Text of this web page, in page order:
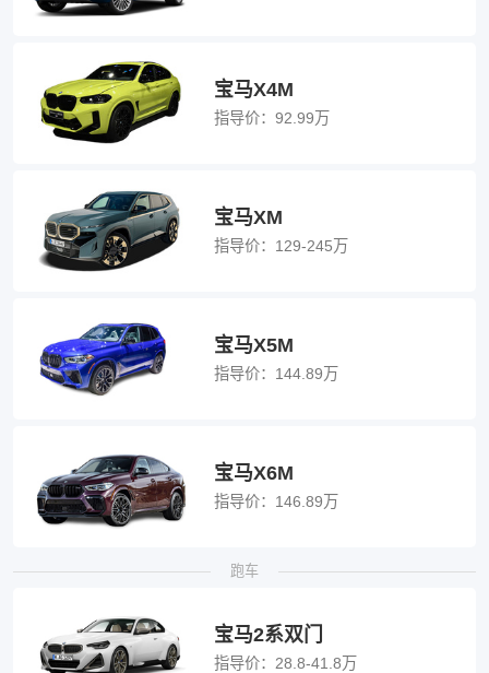
宝马X4M
指导价： 92.99万
宝马XM
指导价： 129-245万
宝马X5M
指导价： 144.89万
宝马X6M
指导价： 146.89万
跑车
宝马2系双门
指导价： 28.8-41.8万